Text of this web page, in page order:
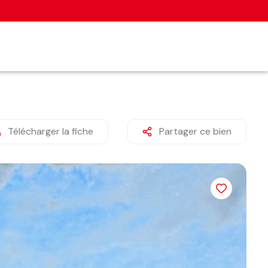
Télécharger la fiche Partager ce bien